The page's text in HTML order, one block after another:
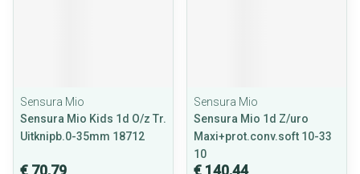
Sensura Mio
Sensura Mio Kids 1d O/z Tr.
Uitknipb.0-35mm 18712
€ 70,79
Sensura Mio
Sensura Mio 1d Z/uro
Maxi+prot.conv.soft 10-33
10
€ 140,44